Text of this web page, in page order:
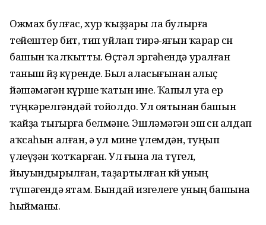
Ожмах булғас, хур ҡыҙҙары ла булырға
тейештер бит, тип уйлап тирә-яғын ҡарар өсөн
башын ҡалҡытты. Өҫтәл эргәһендә уралған
таныш йөҙ күренде. Был аласығынан алыҫ
йәшәмәгән күрше ҡатын ине. Ҡапыл уға ер
түңкәрелгәндәй тойолдо. Ул оятынан башын
ҡайҙа тығырға белмәне. Эшләмәгән эш өсөн алдап
аҡсаһын алған, ә ул мине үлемдән, туңып
үлеүҙән ҡотҡарған. Ул ғына ла түгел,
йыуындырылған, таҙартылған көйө уның
түшәгендә ятам. Бындай изгелеге уның башына
һыйманы.